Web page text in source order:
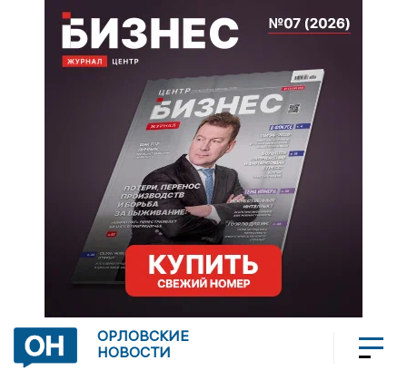
ОРЛОВСКИЕ
НОВОСТИ